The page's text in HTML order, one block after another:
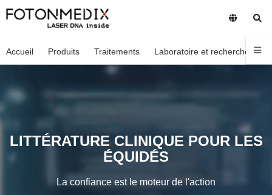
Accueil Produits Traitements Laboratoire et recherche
LITTÉRATURE CLINIQUE POUR LES
ÉQUIDÉS
La confiance est le moteur de l'action